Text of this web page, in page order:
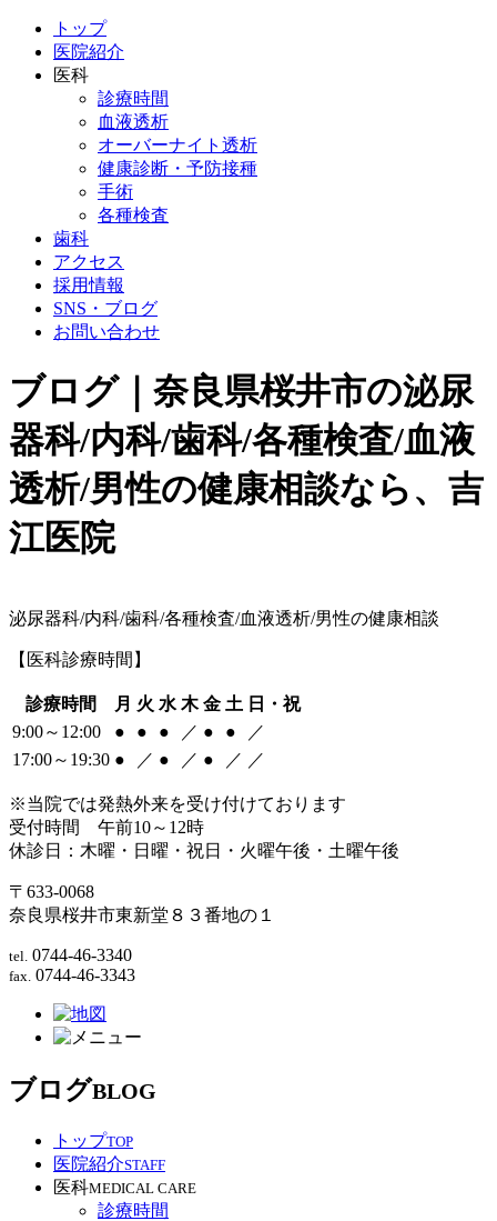
トップ
医院紹介
医科
診療時間
血液透析
オーバーナイト透析
健康診断・予防接種
手術
各種検査
歯科
アクセス
採用情報
SNS・ブログ
お問い合わせ
ブログ｜奈良県桜井市の泌尿
器科/内科/歯科/各種検査/血液
透析/男性の健康相談なら、吉
江医院
泌尿器科/内科/歯科/各種検査/血液透析/男性の健康相談
【医科診療時間】
診療時間 月 火 水 木 金 土 日・祝
9:00～12:00
● ● ● ／ ● ●
／
17:00～19:30 ● ／ ● ／ ● ／ ／
※当院では発熱外来を受け付けております
受付時間 午前10～12時
休診日：木曜・日曜・祝日・火曜午後・土曜午後
〒633-0068
奈良県桜井市東新堂８３番地の１
tel. 0744-46-3340
fax. 0744-46-3343
ブログBLOG
トップTOP
医院紹介STAFF
医科MEDICAL CARE
診療時間